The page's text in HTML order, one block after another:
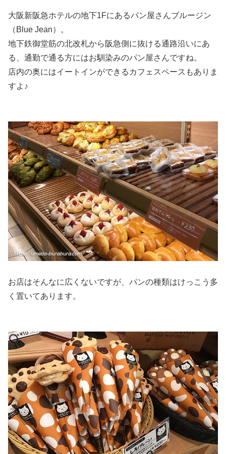
大阪新阪急ホテルの地下1Fにあるパン屋さんブルージン
（Blue Jean）。
地下鉄御堂筋の北改札から阪急側に抜ける通路沿いにあ
る、通勤で通る方にはお馴染みのパン屋さんですね。
店内の奥にはイートインができるカフェスペースもありま
すよ♪
お店はそんなに広くないですが、パンの種類はけっこう多
く置いてあります。